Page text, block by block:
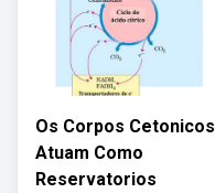
Os Corpos Cetonicos
Atuam Como
Reservatorios